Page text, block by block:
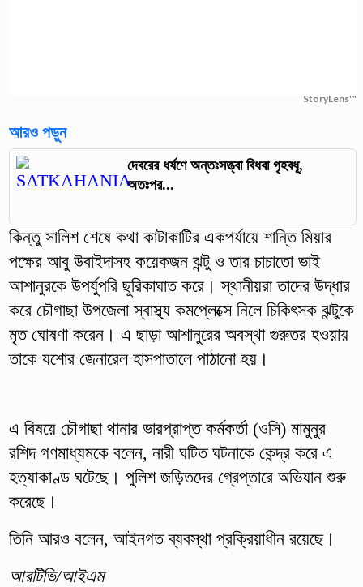
StoryLens™
আরও পড়ুন
দেবরের ধর্ষণে অন্তঃসত্ত্বা বিধবা গৃহবধূ,
অতঃপর...
কিন্তু সালিশ শেষে কথা কাটাকাটির একপর্যায়ে শান্তি মিয়ার
পক্ষের আবু উবাইদাসহ কয়েকজন ঝন্টু ও তার চাচাতো ভাই
আশানুরকে উপর্যুপরি ছুরিকাঘাত করে। স্থানীয়রা তাদের উদ্ধার
করে চৌগাছা উপজেলা স্বাস্থ্য কমপ্লেক্সে নিলে চিকিৎসক ঝন্টুকে
মৃত ঘোষণা করেন। এ ছাড়া আশানুরের অবস্থা গুরুতর হওয়ায়
তাকে যশোর জেনারেল হাসপাতালে পাঠানো হয়।
এ বিষয়ে চৌগাছা থানার ভারপ্রাপ্ত কর্মকর্তা (ওসি) মামুনুর
রশিদ গণমাধ্যমকে বলেন, নারী ঘটিত ঘটনাকে কেন্দ্র করে এ
হত্যাকাণ্ড ঘটেছে। পুলিশ জড়িতদের গ্রেপ্তারে অভিযান শুরু
করেছে।
তিনি আরও বলেন, আইনগত ব্যবস্থা প্রক্রিয়াধীন রয়েছে।
আরটিভি/আইএম